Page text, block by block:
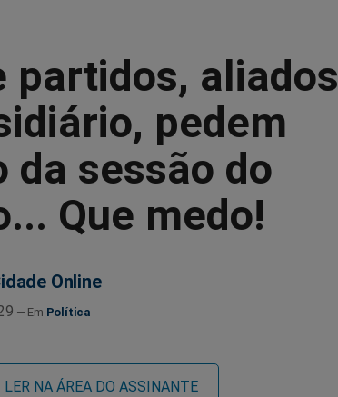
partidos, aliados
pedem
da sessão do
Que medo!
Online
Política
LER NA ÁREA DO ASSINANTE